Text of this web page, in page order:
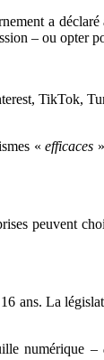
a
– ou opter
TikTok,
«efficaces
peuvent
ans. La
numérique –